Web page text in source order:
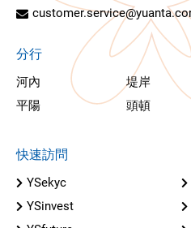
分行
河內 堤岸
平陽
頭頓
快速訪問
YSekyc
YSinvest